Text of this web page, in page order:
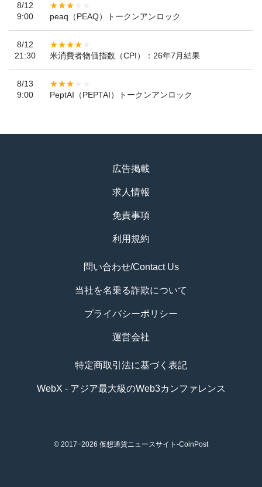
8/12
9:00
peaq（PEAQ）トークンアンロック
8/12
21:30
米消費者物価指数（CPI）：26年7月結果
8/13
9:00
PeptAI（PEPTAI）トークンアンロック
広告掲載
求人情報
免責事項
利用規約
問い合わせ/Contact Us
当社を名乗る詐欺について
プライバシーポリシー
運営会社
特定商取引法に基づく表記
WebX - アジア最大級のWeb3カンファレンス
© 2017−2026 仮想通貨ニュースサイト-CoinPost